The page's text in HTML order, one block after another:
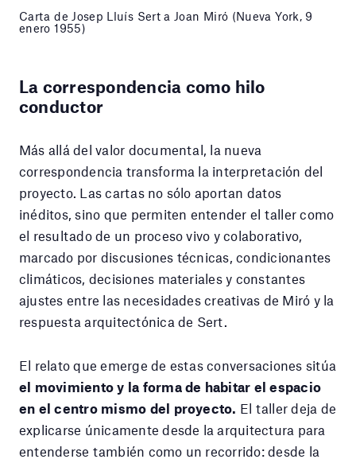
Carta de Josep Lluís Sert a Joan Miró (Nueva York, 9
enero 1955)
La correspondencia como hilo
conductor
Más allá del valor documental, la nueva
correspondencia transforma la interpretación del
proyecto. Las cartas no sólo aportan datos
inéditos, sino que permiten entender el taller como
el resultado de un proceso vivo y colaborativo,
marcado por discusiones técnicas, condicionantes
climáticos, decisiones materiales y constantes
ajustes entre las necesidades creativas de Miró y la
respuesta arquitectónica de Sert.
El relato que emerge de estas conversaciones sitúa
el movimiento y la forma de habitar el espacio
en el centro mismo del proyecto. El taller deja de
explicarse únicamente desde la arquitectura para
entenderse también como un recorrido: desde la